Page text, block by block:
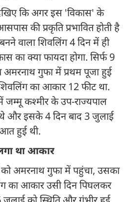
कि अगर इस 'विकास' के
की प्रकृति प्रभावित होती है
वाला शिवलिंग 4 दिन में ही
का क्या फायदा होगा. सिर्फ 9
गुफा में प्रथम पूजा हुई
का आकार 12 फीट था.
कश्मीर के उप-राज्यपाल
और इसके 4 दिन बाद 3 जुलाई
हुई थी.
था आकार
अमरनाथ गुफा में पहुंचा, उसका
का आकार उसी दिन पिघलकर